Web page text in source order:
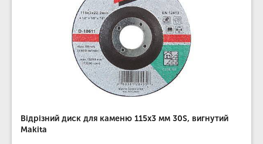
Відрізний диск для каменю 115х3 мм 30S, вигнутий
Makita